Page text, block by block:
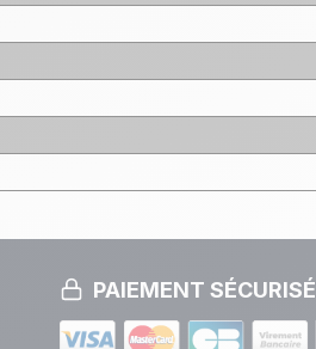
PAIEMENT SÉCURISÉ